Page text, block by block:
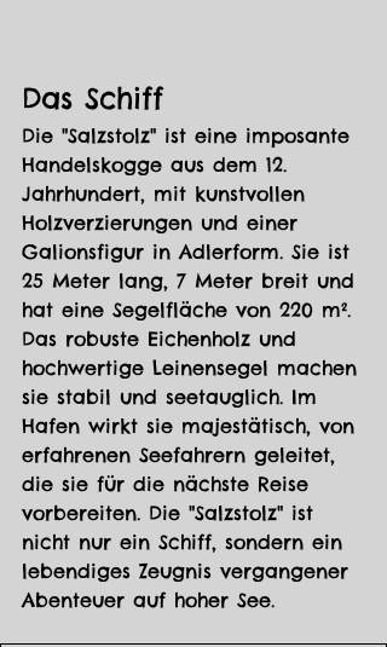
Das Schiff
Die "Salzstolz" ist eine imposante
Handelskogge aus dem 12.
Jahrhundert, mit kunstvollen
Holzverzierungen und einer
Galionsfigur in Adlerform. Sie ist
25 Meter lang, 7 Meter breit und
hat eine Segelfläche von 220 m².
Das robuste Eichenholz und
hochwertige Leinensegel machen
sie stabil und seetauglich. Im
Hafen wirkt sie majestätisch, von
erfahrenen Seefahrern geleitet,
die sie für die nächste Reise
vorbereiten. Die "Salzstolz" ist
nicht nur ein Schiff, sondern ein
lebendiges Zeugnis vergangener
Abenteuer auf hoher See.